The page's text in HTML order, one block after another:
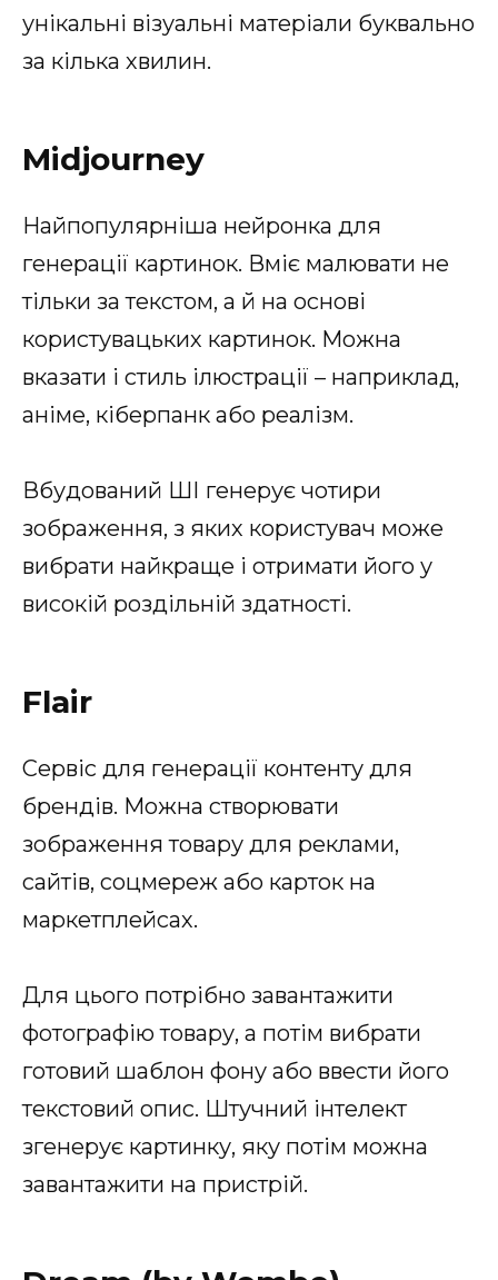
унікальні візуальні матеріали буквально
за кілька хвилин.
Midjourney
Найпопулярніша нейронка для
генерації картинок. Вміє малювати не
тільки за текстом, а й на основі
користувацьких картинок. Можна
вказати і стиль ілюстрації – наприклад,
аніме, кіберпанк або реалізм.
Вбудований ШІ генерує чотири
зображення, з яких користувач може
вибрати найкраще і отримати його у
високій роздільній здатності.
Flair
Сервіс для генерації контенту для
брендів. Можна створювати
зображення товару для реклами,
сайтів, соцмереж або карток на
маркетплейсах.
Для цього потрібно завантажити
фотографію товару, а потім вибрати
готовий шаблон фону або ввести його
текстовий опис. Штучний інтелект
згенерує картинку, яку потім можна
завантажити на пристрій.